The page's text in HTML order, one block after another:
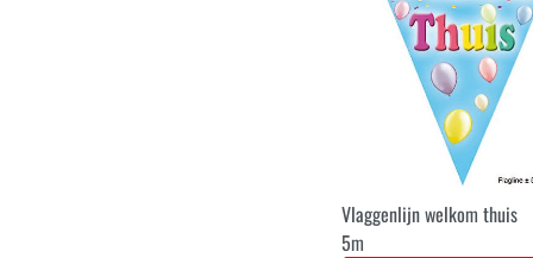
Vlaggenlijn welkom thuis
5m